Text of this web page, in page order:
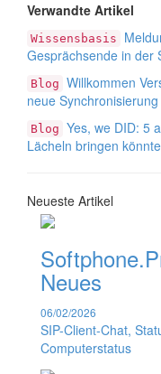
Verwandte Artikel
Wissensbasis
Gesprächsende in der
Blog Willkommen
neue
Blog Yes, we DID: 5
Lächeln bringen
Neueste Artikel
Neues
06/02/2026
SIP-Client-Chat,
Computerstatus